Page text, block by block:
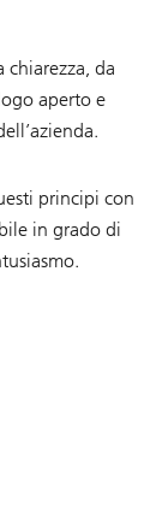
chiarezza, da
aperto e
principi con
in grado di